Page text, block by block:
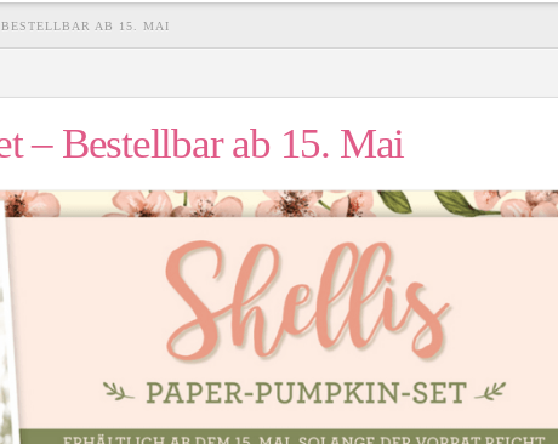
AB 15. MAI
– Bestellbar ab 15. Mai